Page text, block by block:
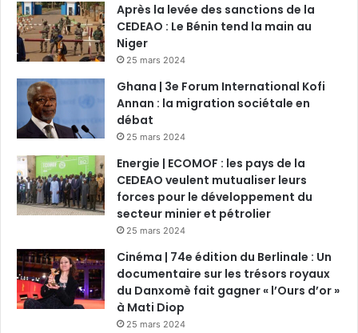
Après la levée des sanctions de la
CEDEAO : Le Bénin tend la main au
Niger
25 mars 2024
Ghana | 3e Forum International Kofi
Annan : la migration sociétale en
débat
25 mars 2024
Energie | ECOMOF : les pays de la
CEDEAO veulent mutualiser leurs
forces pour le développement du
secteur minier et pétrolier
25 mars 2024
Cinéma | 74e édition du Berlinale : Un
documentaire sur les trésors royaux
du Danxomè fait gagner « l’Ours d’or »
à Mati Diop
25 mars 2024